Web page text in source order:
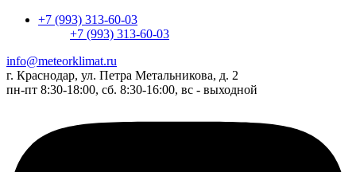
+7 (993) 313-60-03
+7 (993) 313-60-03
info@meteorklimat.ru
г. Краснодар, ул. Петра Метальникова, д. 2
пн-пт 8:30-18:00, сб. 8:30-16:00, вс - выходной